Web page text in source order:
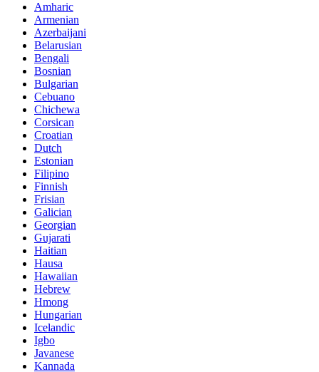
Amharic
Armenian
Azerbaijani
Belarusian
Bengali
Bosnian
Bulgarian
Cebuano
Chichewa
Corsican
Croatian
Dutch
Estonian
Filipino
Finnish
Frisian
Galician
Georgian
Gujarati
Haitian
Hausa
Hawaiian
Hebrew
Hmong
Hungarian
Icelandic
Igbo
Javanese
Kannada